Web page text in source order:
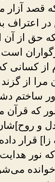
قصد آزار
در اعتراف
حق از آن
کسانی
از
ساختم
که قرآن
و
قرار
نور